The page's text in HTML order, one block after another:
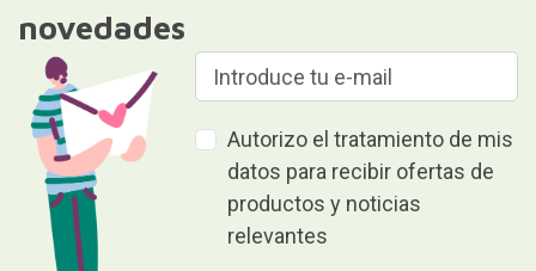
novedades
Autorizo el tratamiento de mis
datos para recibir ofertas de
productos y noticias
relevantes